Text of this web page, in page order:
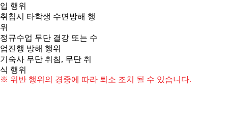
입 행위
취침시 타학생 수면방해 행
위
정규수업 무단 결강 또는 수
업진행 방해 행위
기숙사 무단 취침, 무단 취
식 행위
※ 위반 행위의 경중에 따라 퇴소 조치 될 수 있습니다.